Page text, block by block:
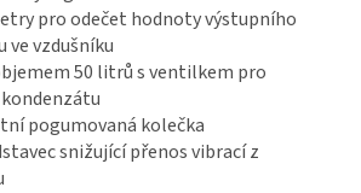
pro odečet hodnoty výstupního
ve vzdušníku
50 litrů s ventilkem pro
pogumovaná kolečka
snižující přenos vibrací z